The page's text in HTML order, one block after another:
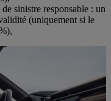
sinistre responsable : un
(uniquement si le